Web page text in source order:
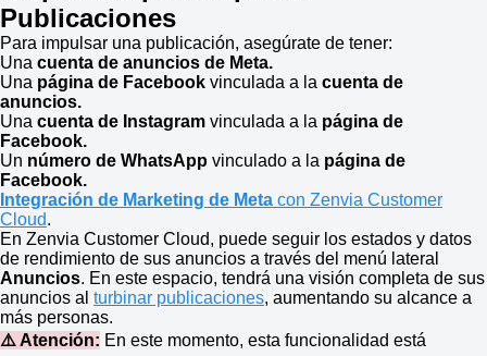
Publicaciones
Para impulsar una publicación, asegúrate de tener:
Una cuenta de anuncios de Meta.
Una página de Facebook vinculada a la cuenta de
anuncios.
Una cuenta de Instagram vinculada a la página de
Facebook.
Un número de WhatsApp vinculado a la página de
Facebook.
Integración de Marketing de Meta con Zenvia Customer
Cloud.
En Zenvia Customer Cloud, puede seguir los estados y datos
de rendimiento de sus anuncios a través del menú lateral
Anuncios. En este espacio, tendrá una visión completa de sus
anuncios al turbinar publicaciones, aumentando su alcance a
más personas.
⚠️ Atención: En este momento, esta funcionalidad está